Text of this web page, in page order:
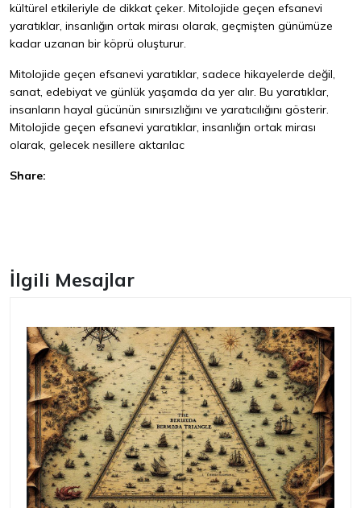
kültürel etkileriyle de dikkat çeker. Mitolojide geçen efsanevi
yaratıklar, insanlığın ortak mirası olarak, geçmişten günümüze
kadar uzanan bir köprü oluşturur.
Mitolojide geçen efsanevi yaratıklar, sadece hikayelerde değil,
sanat, edebiyat ve günlük yaşamda da yer alır. Bu yaratıklar,
insanların hayal gücünün sınırsızlığını ve yaratıcılığını gösterir.
Mitolojide geçen efsanevi yaratıklar, insanlığın ortak mirası
olarak, gelecek nesillere aktarılac
Share:
İlgili Mesajlar